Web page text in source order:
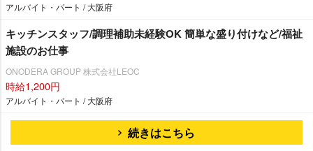
アルバイト・パート / 大阪府
キッチンスタッフ/調理補助未経験OK 簡単な盛り付けなど/福祉
施設のお仕事
ONODERA GROUP 株式会社LEOC
時給1,200円
アルバイト・パート / 大阪府
続きはこちら